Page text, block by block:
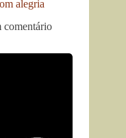
alegria
comentário